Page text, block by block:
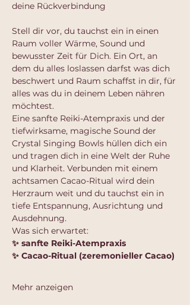
deine Rückverbindung
Stell dir vor, du tauchst ein in einen
Raum voller Wärme, Sound und
bewusster Zeit für Dich. Ein Ort, an
dem du alles loslassen darfst was dich
beschwert und Raum schaffst in dir, für
alles was du in deinem Leben nähren
möchtest.
Eine sanfte Reiki-Atempraxis und der
tiefwirksame, magische Sound der
Crystal Singing Bowls hüllen dich ein
und tragen dich in eine Welt der Ruhe
und Klarheit. Verbunden mit einem
achtsamen Cacao-Ritual wird dein
Herzraum weit und du tauchst ein in
tiefe Entspannung, Ausrichtung und
Ausdehnung.
Was sich erwartet:
✨ sanfte Reiki-Atempraxis
✨ Cacao-Ritual (zeremonieller Cacao)
Mehr anzeigen